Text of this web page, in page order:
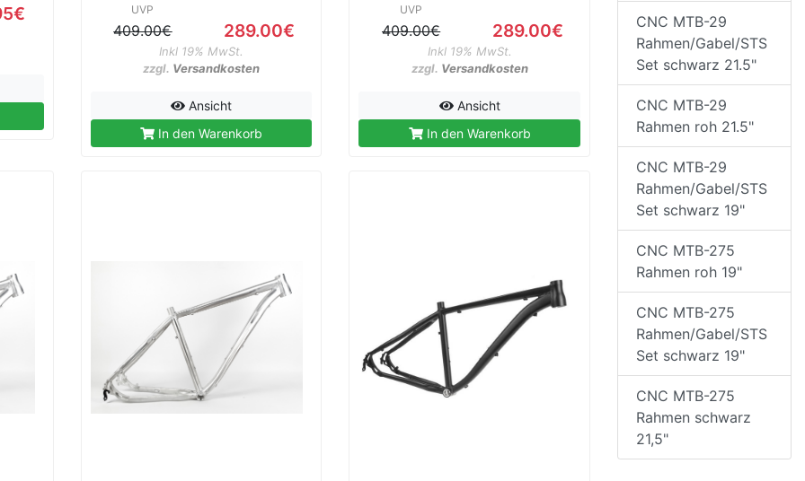
UVP
409.00€ 289.00€
Inkl 19% MwSt.
zzgl. Versandkosten
Ansicht
In den Warenkorb
UVP
409.00€ 289.00€
Inkl 19% MwSt.
zzgl. Versandkosten
Ansicht
In den Warenkorb
CNC MTB-29
Rahmen/Gabel/STS
Set schwarz 21.5"
CNC MTB-29
Rahmen roh 21.5"
CNC MTB-29
Rahmen/Gabel/STS
Set schwarz 19"
CNC MTB-275
Rahmen roh 19"
CNC MTB-275
Rahmen/Gabel/STS
Set schwarz 19"
CNC MTB-275
Rahmen schwarz
21,5"